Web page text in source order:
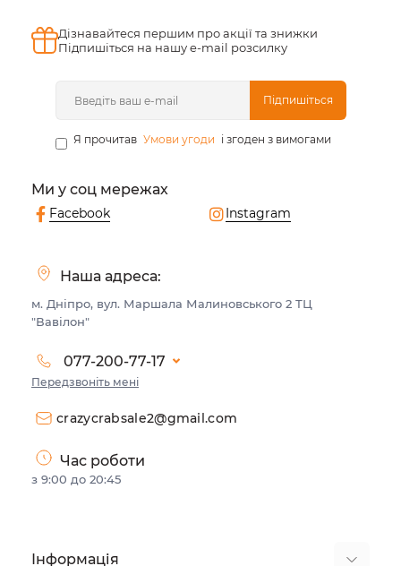
Наша адреса:
м. Дніпро, вул. Маршала Малиновського 2 ТЦ
"Вавілон"
077-200-77-17
Передзвоніть мені
crazycrabsale2@gmail.com
Час роботи
з 9:00 до 20:45
Інформація
Дізнавайтеся першим про акції та знижки
Підпишіться на нашу e-mail розсилку
Підпишіться
Я прочитав Умови угоди і згоден з вимогами
Ми у соц мережах
Facebook Instagram